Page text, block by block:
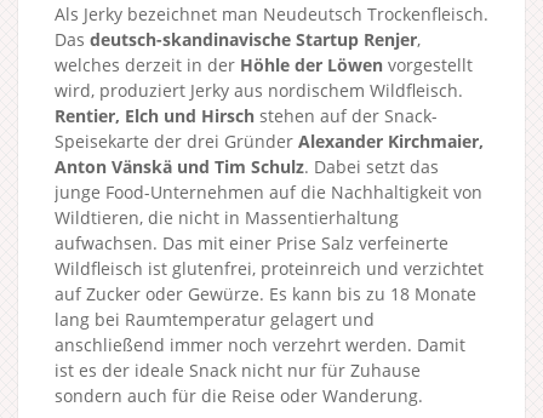
Als Jerky bezeichnet man Neudeutsch Trockenfleisch.
Das deutsch-skandinavische Startup Renjer,
welches derzeit in der Höhle der Löwen vorgestellt
wird, produziert Jerky aus nordischem Wildfleisch.
Rentier, Elch und Hirsch stehen auf der Snack-
Speisekarte der drei Gründer Alexander Kirchmaier,
Anton Vänskä und Tim Schulz. Dabei setzt das
junge Food-Unternehmen auf die Nachhaltigkeit von
Wildtieren, die nicht in Massentierhaltung
aufwachsen. Das mit einer Prise Salz verfeinerte
Wildfleisch ist glutenfrei, proteinreich und verzichtet
auf Zucker oder Gewürze. Es kann bis zu 18 Monate
lang bei Raumtemperatur gelagert und
anschließend immer noch verzehrt werden. Damit
ist es der ideale Snack nicht nur für Zuhause
sondern auch für die Reise oder Wanderung.